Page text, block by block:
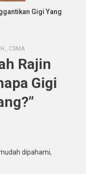
Gigi Yang
CSMA
Rajin
Gigi
”
dipahami,